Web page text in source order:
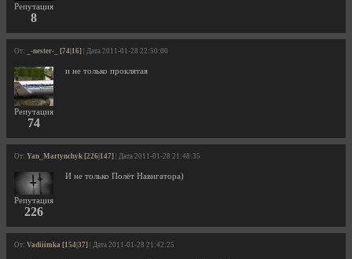
Репутация
8
От: _-nester-_ [74|16] | Дата 2011-01-28 22:50:00
Репутация
74
и не только проклятая
От: Yan_Martynchyk [226|147] | Дата 2011-01-28 21:48:35
Репутация
226
И не только Полёт Навигатора)
От: Vadiiimka [154|37] | Дата 2011-01-28 21:42:25